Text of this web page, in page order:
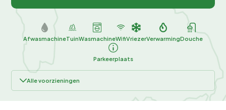
AfwasmachineTuinWasmachineWifiVriezerVerwarmingDouche
Parkeerplaats
Alle voorzieningen